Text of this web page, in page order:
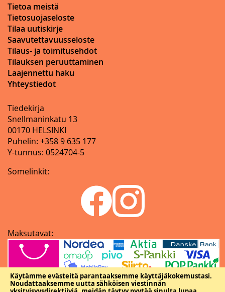
Käytämme evästeitä parantaaksemme käyttäjäkokemustasi.
Noudattaaksemme uutta sähköisen viestinnän
Tietoa meistä
Tietosuojaseloste
Tilaa uutiskirje
Saavutettavuusseloste
Tilaus- ja toimitusehdot
Tilauksen peruuttaminen
Laajennettu haku
Yhteystiedot
Tiedekirja
Snellmaninkatu 13
00170 HELSINKI
Puhelin: +358 9 635 177
Y-tunnus: 0524704-5
Somelinkit:
Maksutavat: